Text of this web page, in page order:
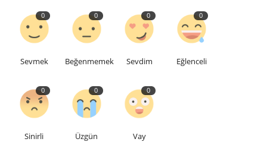
0
Sevmek
0
Beğenmemek
0
Sevdim
0
Eğlenceli
0
Sinirli
0
Üzgün
0
Vay